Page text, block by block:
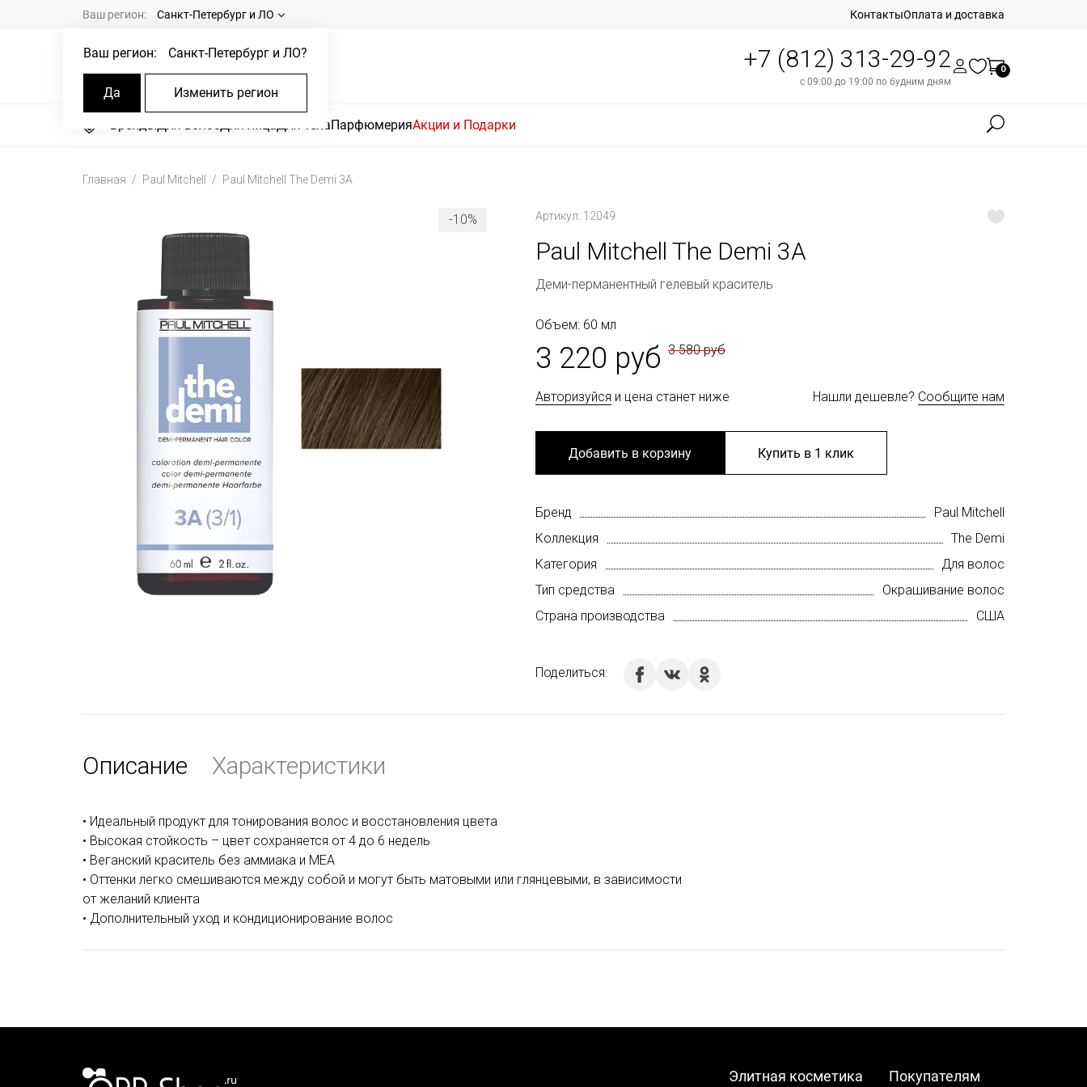
Ваш регион: Санкт-Петербург и ЛО
Ваш регион: Санкт-Петербург и ЛО?
Да Изменить регион
КонтактыОплата и доставка
+7 (812) 313-29-92
с 09:00 до 19:00 по будним дням
0
БрендыДля волосДля лицаДля телаПарфюмерияАкции и Подарки
Главная Paul Mitchell Paul Mitchell The Demi 3A
-10% Артикул: 12049
Paul Mitchell The Demi 3A
Деми-перманентный гелевый краситель
Объем: 60 мл
3 220 руб 3 580 руб
Авторизуйся и цена станет ниже Нашли дешевле? Сообщите нам
Добавить в корзину Купить в 1 клик
Бренд
Paul Mitchell
Коллекция
The Demi
Категория
Для волос
Тип средства
Окрашивание волос
Страна производства
США
Поделиться:
Описание Характеристики
• Идеальный продукт для тонирования волос и восстановления цвета
• Высокая стойкость – цвет сохраняется от 4 до 6 недель
• Веганский краситель без аммиака и MEA
• Оттенки легко смешиваются между собой и могут быть матовыми или глянцевыми, в зависимости
от желаний клиента
• Дополнительный уход и кондиционирование волос
Элитная косметика Покупателям